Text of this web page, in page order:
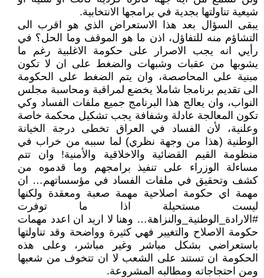
شيعية تناولتها بجدية في برامجها الانتخابية.
يبقى السؤال بعد هذا الاستعراض الذي هو اقرب الى
التشاؤم منه للتفاؤل، اذن ما هو الموقف وما الحل؟ في
رأيي انه يجب الاصرار على حكومة الاغلبية رغم ما
يشوبها من عقبات وشبهات والضغط على ان لا تكون
مبنية على المحاصصة، وان يتم الضغط على الحكومة
الى تقديم برنامجا شاملا يخضع لمراقبة ومحاسبة مجلس
النواب، وان يعالج هذا البرنامج جميع ملفات الفساد وكي
تكون المعالجة عادلة وشفافة يجب تشكيل محكمة خاصة
وعلنية، لأن الفساد في العراق تخطى درجة الخيانة
الوطنية (هذا من وجهة نظري) لما سببه من خراب في
منظومة القيم القضائية والاخلاقية والأمنية! وان تتم
مساءلة الوزراء على تنفيذ برامجهم وما قدموه من
كشف وتحقيق في ملفات الفساد في مؤسساتهم… ان
مهمة اي حكومة اصلاحية مهمة صعبة ومعقدة ولكنها
ليست مستحيلة اذا ما توفرت
#الارادة_الوطنية_والنزاهة… وهنا لا اريد ان اعدد مهمات
حكومة الاصلاح والتغيير فهي كثيرة وواضحة وقد تناولتها
باستعراضي بشكل مباشر وغير مباشر، وعلى هذه
الحكومة ان تستند على الشعب لا ان تتخوف من شعبها
ومن احتجاجاته ومطالبه المشروعة.